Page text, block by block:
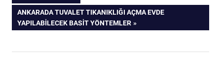
gezinmesi
POST:
NEXT
POST:
ANKARADA TUVALET TIKANIKLIĞI AÇMA EVDE
YAPILABILECEK BASIT YÖNTEMLER